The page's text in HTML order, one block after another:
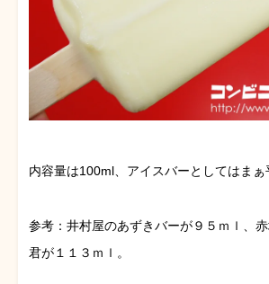
内容量は100ml、アイスバーとしてはまぁ
参考：井村屋のあずきバーが９５ｍｌ、
君が１１３ｍｌ。